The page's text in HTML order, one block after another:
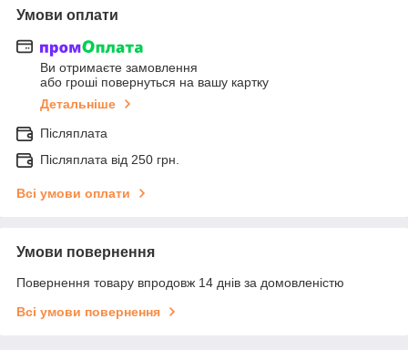
Умови оплати
Ви отримаєте замовлення
або гроші повернуться на вашу картку
Детальніше
Післяплата
Післяплата від 250 грн.
Всі умови оплати
Умови повернення
Повернення товару впродовж 14 днів за домовленістю
Всі умови повернення